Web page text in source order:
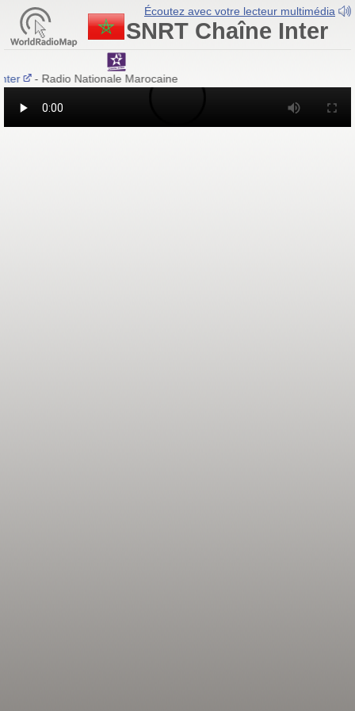
Écoutez avec votre lecteur multimédia
SNRT Chaîne Inter
Inter - Radio Nationale Marocaine